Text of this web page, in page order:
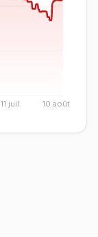
11 juil. 10 août